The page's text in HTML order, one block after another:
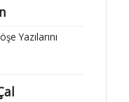
Yazılarını